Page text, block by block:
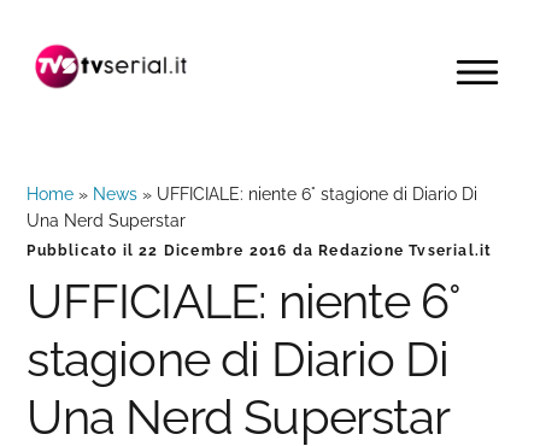
navigazione
contenuto
barra
MENU
Home » News » UFFICIALE: niente 6° stagione di Diario Di
Una Nerd Superstar
Pubblicato il22 Dicembre 2016 da Redazione Tvserial.it
UFFICIALE: niente 6°
stagione di Diario Di
Una Nerd Superstar